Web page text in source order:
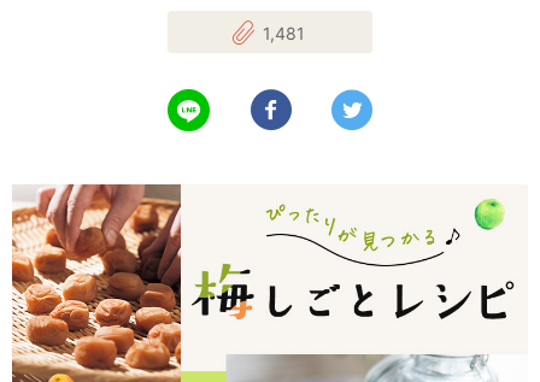
1,481
LINEで送る Facebookでシェアする